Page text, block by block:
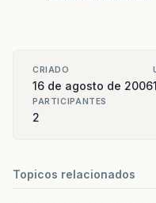
CRIADO
16 de agosto de 2006
PARTICIPANTES
2
Topicos relacionados